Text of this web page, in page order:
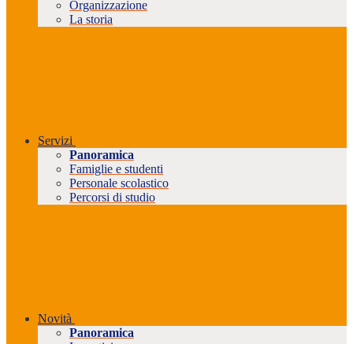
Organizzazione
La storia
Servizi
Panoramica
Famiglie e studenti
Personale scolastico
Percorsi di studio
Novità
Panoramica